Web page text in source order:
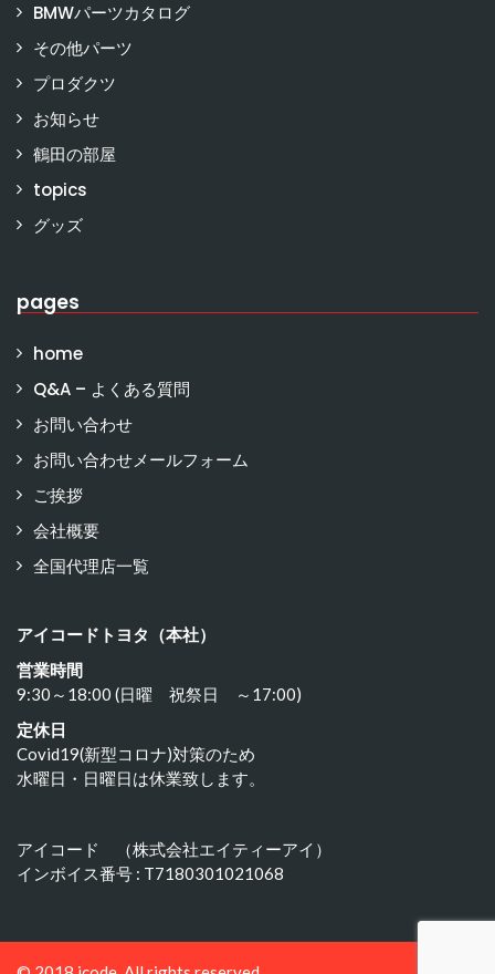
BMWパーツカタログ
その他パーツ
プロダクツ
お知らせ
鶴田の部屋
topics
グッズ
pages
home
Q&A – よくある質問
お問い合わせ
お問い合わせメールフォーム
ご挨拶
会社概要
全国代理店一覧
アイコードトヨタ（本社）
営業時間
9:30～18:00 (日曜 祝祭日 ～17:00)
定休日
Covid19(新型コロナ)対策のため
水曜日・日曜日は休業致します。
アイコード （株式会社エイティーアイ）
インボイス番号 : T7180301021068